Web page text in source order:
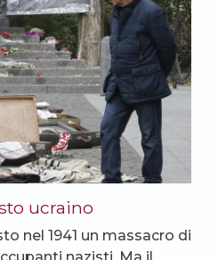
ucraino
nel 1941 un massacro di